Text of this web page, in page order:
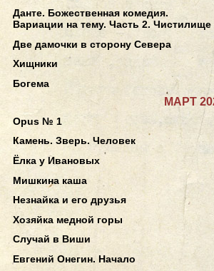
Данте. Божественная комедия.
Вариации на тему. Часть 2. Чистилище
Две дамочки в сторону Севера
Хищники
Богема
МАРТ
Opus № 1
Камень. Зверь. Человек
Ёлка у Ивановых
Мишкина каша
Незнайка и его друзья
Хозяйка медной горы
Случай в Виши
Евгений Онегин. Начало